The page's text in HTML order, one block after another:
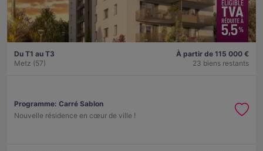
Du T1 au T3
Metz (57)
À partir de 115 000 €
23 biens restants
Programme: Carré Sablon
Nouvelle résidence en cœur de ville !